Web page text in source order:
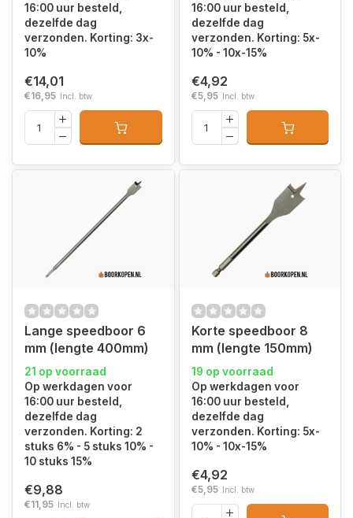
16:00 uur besteld,
dezelfde dag
verzonden. Korting: 3x-
10%
€14,01
€16,95 Incl. btw
16:00 uur besteld,
dezelfde dag
verzonden. Korting: 5x-
10% - 10x-15%
€4,92
€5,95 Incl. btw
Lange speedboor 6
mm (lengte 400mm)
21 op voorraad
Op werkdagen voor
16:00 uur besteld,
dezelfde dag
verzonden. Korting: 2
stuks 6% - 5 stuks 10% -
10 stuks 15%
€9,88
€11,95 Incl. btw
Korte speedboor 8
mm (lengte 150mm)
19 op voorraad
Op werkdagen voor
16:00 uur besteld,
dezelfde dag
verzonden. Korting: 5x-
10% - 10x-15%
€4,92
€5,95 Incl. btw